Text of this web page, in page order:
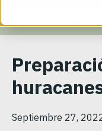
de
Septiembre 27,